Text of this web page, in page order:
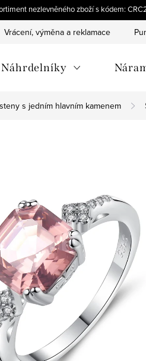
nezlevněného zboží s kódem:
Vrácení, výměna a reklamace
Náhrdelníky
s jedním hlavním kamenem